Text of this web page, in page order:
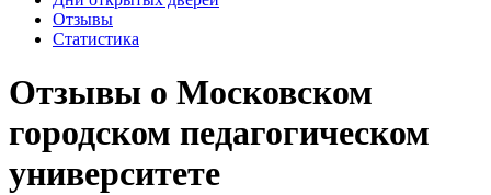
Отзывы
Статистика
Отзывы о Московском
городском педагогическом
университете